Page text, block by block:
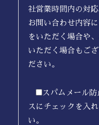
社営業時間内の対
お問い合わせ内容
をいただく場合や
いただく場合もご
ださい。
スパムメール防
スにチェックを入
い。